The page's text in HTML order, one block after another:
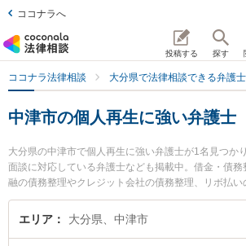
ココナラへ
投稿する 探す
ココナラ法律相談 大分県で法律相談できる弁護士
中津市の個人再生に強い弁護士
大分県の中津市で個人再生に強い弁護士が1名見つか
面談に対応している弁護士なども掲載中。借金・債
融の債務整理やクレジット会社の債務整理、リボ払
野での絞り込み検索もでき便利です。特に神本法律
プロフィール情報や弁護士費用、強みなどが注目され
エリア 大分県、中津市